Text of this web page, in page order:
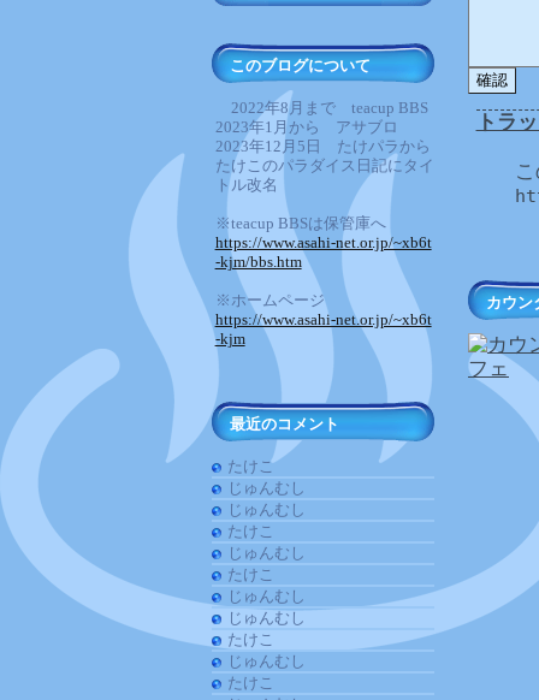
このブログについて
2022年8月まで teacup BBS
2023年1月から アサブロ
2023年12月5日 たけパラから
たけこのパラダイス日記にタイ
トル改名
※teacup BBSは保管庫へ
https://www.asahi-net.or.jp/~xb6t
-kjm/bbs.htm
※ホームページ
https://www.asahi-net.or.jp/~xb6t
-kjm
最近のコメント
たけこ
じゅんむし
じゅんむし
たけこ
じゅんむし
たけこ
じゅんむし
じゅんむし
たけこ
じゅんむし
たけこ
トラ
カウン